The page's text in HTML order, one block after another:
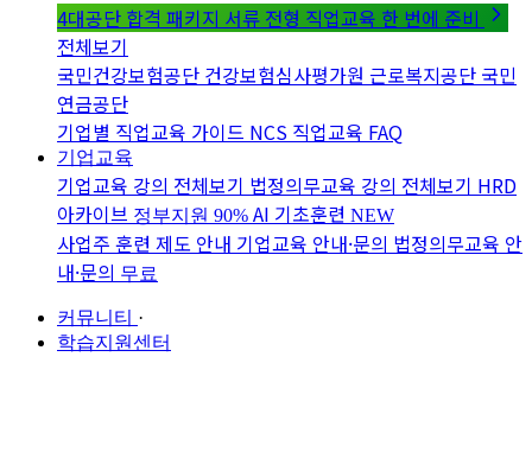
4대공단 합격 패키지 서류 전형 직업교육 한 번에 준비
전체보기
국민건강보험공단 건강보험심사평가원 근로복지공단 국민
연금공단
기업별 직업교육 가이드 NCS 직업교육 FAQ
기업교육
기업교육 강의 전체보기 법정의무교육 강의 전체보기 HRD
아카이브 정부지원 90% AI 기초훈련 NEW
사업주 훈련 제도 안내 기업교육 안내·문의 법정의무교육 안
내·문의 무료
커뮤니티 ·
학습지원센터